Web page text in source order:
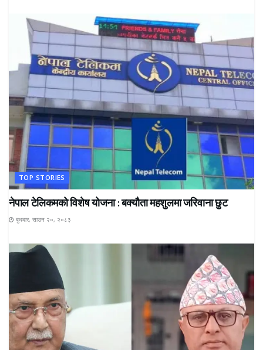
TOP STORIES
नेपाल टेलिकमको विशेष योजना : बक्यौता महशुलमा जरिवाना छुट
बुधबार, साउन २०, २०८३